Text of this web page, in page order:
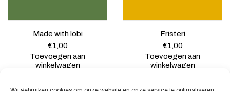
Made with lobi
€1,00
Toevoegen aan
winkelwagen
Fristeri
€1,00
Toevoegen aan
winkelwagen